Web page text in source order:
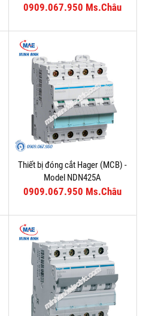
0909.067.950 Ms.Châu
Thiết bị đóng cắt Hager (MCB) -
Model NDN425A
0909.067.950 Ms.Châu